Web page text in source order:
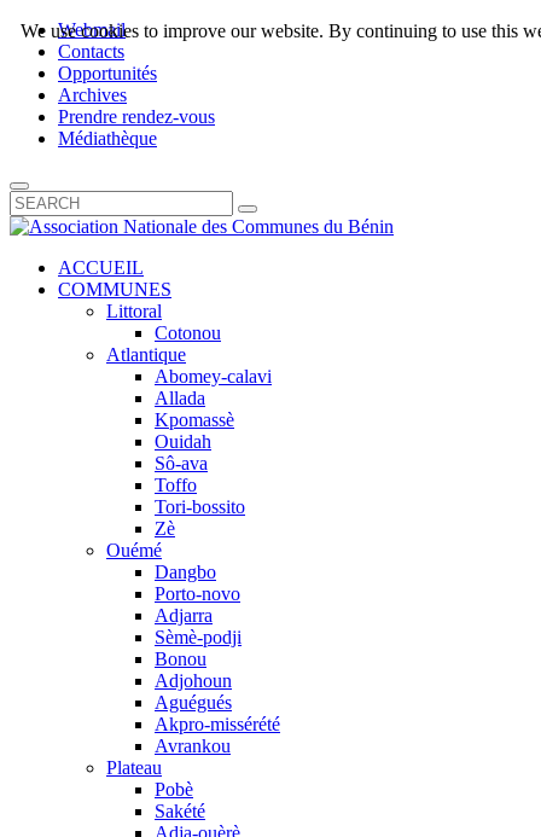
Webmail
Contacts
Opportunités
Archives
Prendre rendez-vous
Médiathèque
ACCUEIL
COMMUNES
Littoral
Cotonou
Atlantique
Abomey-calavi
Allada
Kpomassè
Ouidah
Sô-ava
Toffo
Tori-bossito
Zè
Ouémé
Dangbo
Porto-novo
Adjarra
Sèmè-podji
Bonou
Adjohoun
Aguégués
Akpro-missérété
Avrankou
Plateau
Pobè
Sakété
Adja-ouèrè
We use cookies to improve our website. By continuing to use this